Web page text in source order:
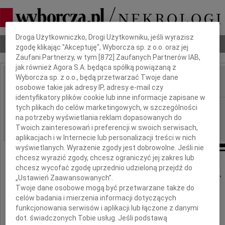
Nekrologi Odeszli Poradnik pogrzebowy
IMIĘ I NAZWISKO:
REGION: Łódź
DATA EMISJI: 10.07.2018
"Można odejść na zawsze, by stale być blisko"
ks.Jan Twardowski
Dyrektorowi Fundacji Oświatowej EKOLA
Dbamy o Twoją prywatność
Droga Użytkowniczko, Drogi Użytkowniku, jeśli wyrazisz
zgodę klikając "Akceptuję", Wyborcza sp. z o.o. oraz jej
Zaufani Partnerzy, w tym [872 ] Zaufanych Partnerów IAB,
jak również Agora S.A. będąca spółką powiązaną z
Wyborcza sp. z o.o., będą przetwarzać Twoje dane
osobowe takie jak adresy IP, adresy e-mail czy
identyfikatory plików cookie lub inne informacje zapisane w
tych plikach do celów marketingowych, w szczególności
na potrzeby wyświetlania reklam dopasowanych do
Twoich zainteresowań i preferencji w swoich serwisach,
aplikacjach i w Internecie lub personalizacji treści w nich
wyświetlanych. Wyrażenie zgody jest dobrowolne. Jeśli nie
chcesz wyrazić zgody, chcesz ograniczyć jej zakres lub
chcesz wycofać zgodę uprzednio udzieloną przejdź do
„Ustawień Zaawansowanych”.
Twoje dane osobowe mogą być przetwarzane także do
celów badania i mierzenia informacji dotyczących
funkcjonowania serwisów i aplikacji lub łączone z danymi
dot. świadczonych Tobie usług. Jeśli podstawą